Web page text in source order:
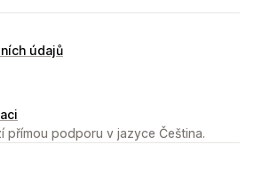
údajů
přímou podporu v jazyce Čeština.